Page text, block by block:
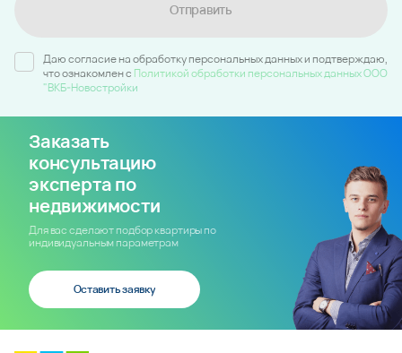
Отправить
Даю согласие на обработку персональных данных и подтверждаю,
что ознакомлен c Политикой обработки персональных данных ООО
"ВКБ-Новостройки
Заказать
консультацию
эксперта по
недвижимости
Для вас сделают подбор квартиры по
индивидуальным параметрам
Оставить заявку